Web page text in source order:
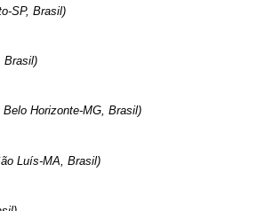
SP, Brasil)
Brasil)
Horizonte-MG, Brasil)
Luís-MA, Brasil)